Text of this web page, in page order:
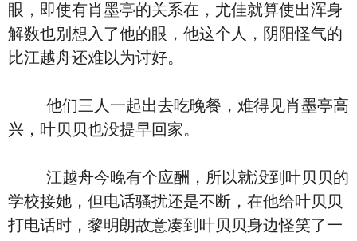
眼，即使有肖墨亭的关系在，尤佳就算使出浑身
解数也别想入了他的眼，他这个人，阴阳怪气的
比江越舟还难以为讨好。
他们三人一起出去吃晚餐，难得见肖墨亭高
兴，叶贝贝也没提早回家。
江越舟今晚有个应酬，所以就没到叶贝贝的
学校接她，但电话骚扰还是不断，在他给叶贝贝
打电话时，黎明朗故意凑到叶贝贝身边怪笑了一